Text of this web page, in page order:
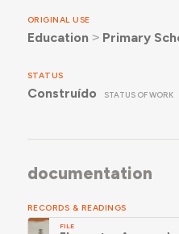
ORIGINAL USE
Education ˃ Primary
STATUS
Construído STATUS OF WORK
documentation
RECORDS & READINGS
FILE